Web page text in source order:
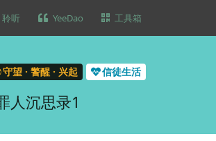
聆听 YeeDao 工具箱
守望 · 警醒 · 兴起 信徒生活
人沉思录1